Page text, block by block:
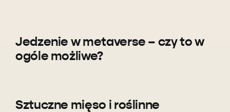
Jedzenie w metaverse – czy to w
ogóle możliwe?
Sztuczne mięso i roślinne